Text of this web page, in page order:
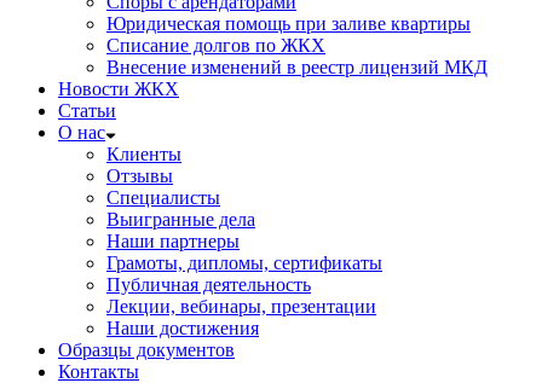
Юридическая помощь при заливе квартиры
Списание долгов по ЖКХ
Внесение изменений в реестр лицензий МКД
Новости ЖКХ
Статьи
О нас
Клиенты
Отзывы
Специалисты
Выигранные дела
Наши партнеры
Грамоты, дипломы, сертификаты
Публичная деятельность
Лекции, вебинары, презентации
Наши достижения
Образцы документов
Контакты